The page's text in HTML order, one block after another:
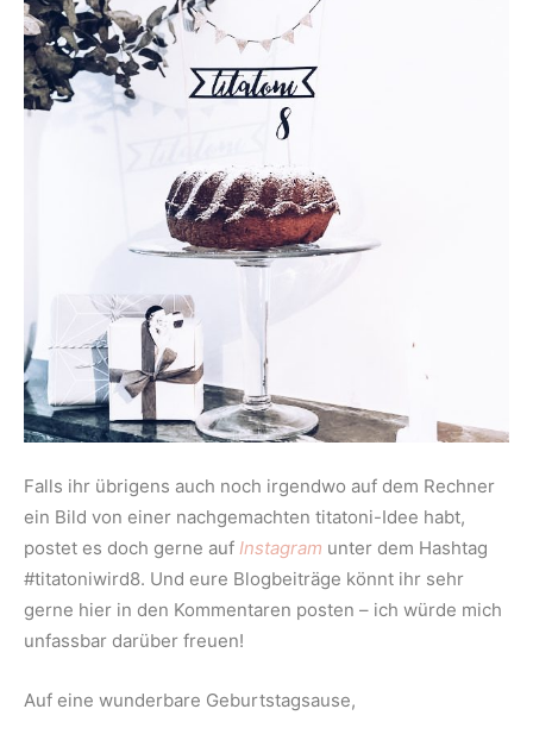
Falls ihr übrigens auch noch irgendwo auf dem Rechner
ein Bild von einer nachgemachten titatoni-Idee habt,
postet es doch gerne auf Instagram unter dem Hashtag
#titatoniwird8. Und eure Blogbeiträge könnt ihr sehr
gerne hier in den Kommentaren posten – ich würde mich
unfassbar darüber freuen!
Auf eine wunderbare Geburtstagsause,